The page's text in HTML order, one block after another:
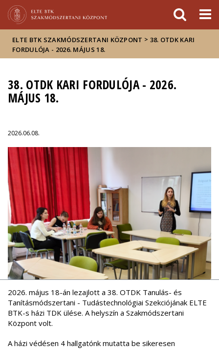
sajtóban
ELTE BTK SZAKMÓDSZERTANI KÖZPONT > 38. OTDK KARI
FORDULÓJA - 2026. MÁJUS 18.
38. OTDK KARI FORDULÓJA - 2026.
MÁJUS 18.
2026.06.08.
2026. május 18-án lezajlott a 38. OTDK Tanulás- és
Tanításmódszertani - Tudástechnológiai Szekciójának ELTE
BTK-s házi TDK ülése. A helyszín a Szakmódszertani
Központ volt.
A házi védésen 4 hallgatónk mutatta be sikeresen